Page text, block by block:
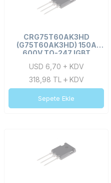
CRG75T60AK3HD
(G75T60AK3HD) 150A
600V TO-247 IGBT
USD 6,70 + KDV
318,98 TL KDV
Sepete Ekle